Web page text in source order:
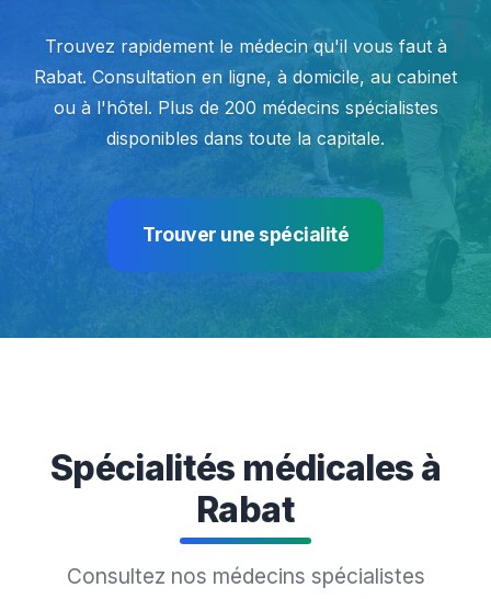
Trouvez rapidement le médecin qu'il vous faut à
Rabat. Consultation en ligne, à domicile, au cabinet
ou à l'hôtel. Plus de 200 médecins spécialistes
disponibles dans toute la capitale.
Trouver une spécialité
Spécialités médicales à
Rabat
Consultez nos médecins spécialistes